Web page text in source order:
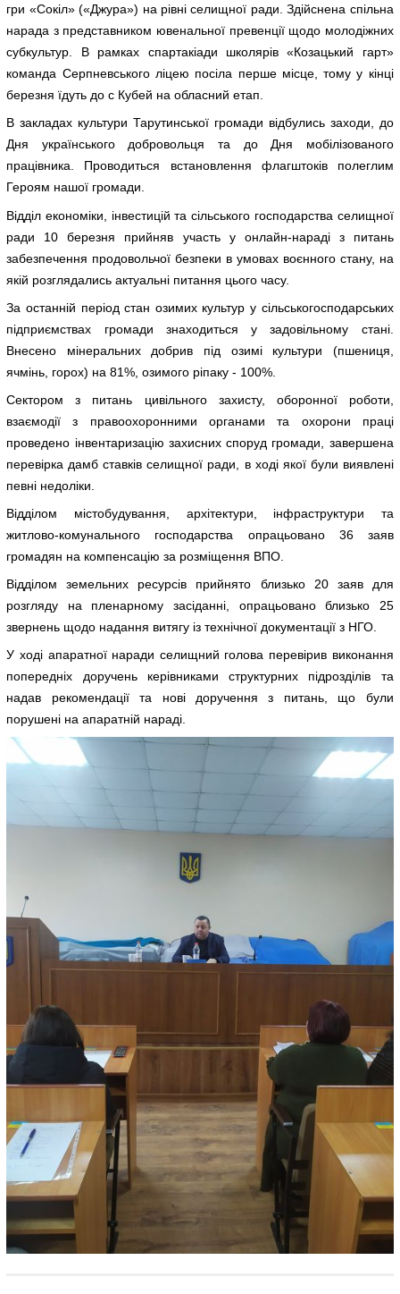
гри «Сокіл» («Джура») на рівні селищної ради. Здійснена спільна
нарада з представником ювенальної превенції щодо молодіжних
субкультур. В рамках спартакіади школярів «Козацький гарт»
команда Серпневського ліцею посіла перше місце, тому у кінці
березня їдуть до с Кубей на обласний етап.
В закладах культури Тарутинської громади відбулись заходи, до
Дня українського добровольця та до Дня мобілізованого
працівника. Проводиться встановлення флагштоків полеглим
Героям нашої громади.
Відділ економіки, інвестицій та сільського господарства селищної
ради 10 березня прийняв участь у онлайн-нараді з питань
забезпечення продовольчої безпеки в умовах воєнного стану, на
якій розглядались актуальні питання цього часу.
За останній період стан озимих культур у сільськогосподарських
підприємствах громади знаходиться у задовільному стані.
Внесено мінеральних добрив під озимі культури (пшениця,
ячмінь, горох) на 81%, озимого ріпаку - 100%.
Сектором з питань цивільного захисту, оборонної роботи,
взаємодії з правоохоронними органами та охорони праці
проведено інвентаризацію захисних споруд громади, завершена
перевірка дамб ставків селищної ради, в ході якої були виявлені
певні недоліки.
Відділом містобудування, архітектури, інфраструктури та
житлово-комунального господарства опрацьовано 36 заяв
громадян на компенсацію за розміщення ВПО.
Відділом земельних ресурсів прийнято близько 20 заяв для
розгляду на пленарному засіданні, опрацьовано близько 25
звернень щодо надання витягу із технічної документації з НГО.
У ході апаратної наради селищний голова перевірив виконання
попередніх доручень керівниками структурних підрозділів та
надав рекомендації та нові доручення з питань, що були
порушені на апаратній нараді.